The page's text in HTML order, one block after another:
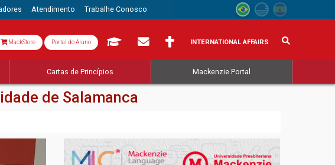
Atendimento Trabalhe Conosco
MackStore Portal do Aluno INTERNATIONAL AFFAIRS
Cartas de Princípios Mackenzie Portal
de Salamanca